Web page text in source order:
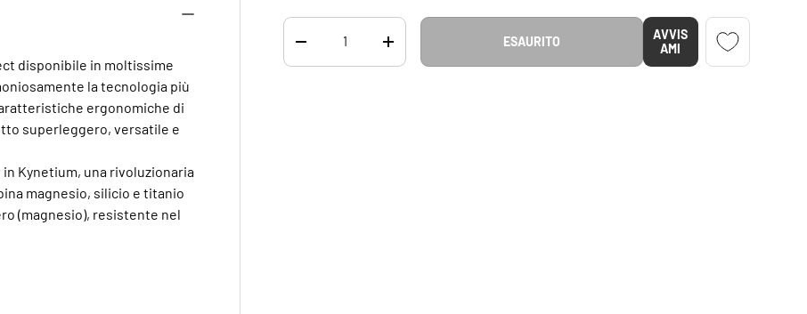
Q.tà
DIMINUIRE LA QUANTITÀAUMENTA LA QUANTITÀESAURITO
AVVIS
AMI
disponibile in moltissime
la tecnologia più
ergonomiche di
superleggero, versatile e
Kynetium, una rivoluzionaria
magnesio, silicio e titanio
(magnesio), resistente nel